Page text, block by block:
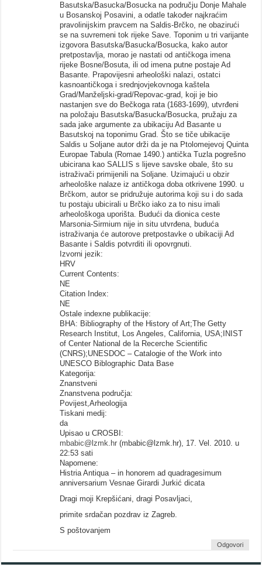
Basutska/Basucka/Bosucka na području Donje Mahale
u Bosanskoj Posavini, a odatle također najkraćim
pravolinijskim pravcem na Saldis-Brčko, ne obazirući
se na suvremeni tok rijeke Save. Toponim u tri varijante
izgovora Basutska/Basucka/Bosucka, kako autor
pretpostavlja, morao je nastati od antičkoga imena
rijeke Bosne/Bosuta, ili od imena putne postaje Ad
Basante. Prapovijesni arheološki nalazi, ostatci
kasnoantičkoga i srednjovjekovnoga kaštela
Grad/Manželjski-grad/Repovac-grad, koji je bio
nastanjen sve do Bečkoga rata (1683-1699), utvrđeni
na položaju Basutska/Basucka/Bosucka, pružaju za
sada jake argumente za ubikaciju Ad Basante u
Basutskoj na toponimu Grad. Što se tiče ubikacije
Saldis u Soljane autor drži da je na Ptolomejevoj Quinta
Europae Tabula (Romae 1490.) antička Tuzla pogrešno
ubicirana kao SALLIS s lijeve savske obale, što su
istraživači primijenili na Soljane. Uzimajući u obzir
arheološke nalaze iz antičkoga doba otkrivene 1990. u
Brčkom, autor se pridružuje autorima koji su i do sada
tu postaju ubicirali u Brčko iako za to nisu imali
arheološkoga uporišta. Budući da dionica ceste
Marsonia-Sirmium nije in situ utvrđena, buduća
istraživanja će autorove pretpostavke o ubikaciji Ad
Basante i Saldis potvrditi ili opovrgnuti.
Izvorni jezik:
HRV
Current Contents:
NE
Citation Index:
NE
Ostale indexne publikacije:
BHA: Bibliography of the History of Art;The Getty
Research Institut, Los Angeles, California, USA;INIST
of Center National de la Recerche Scientific
(CNRS);UNESDOC – Catalogie of the Work into
UNESCO Biblographic Data Base
Kategorija:
Znanstveni
Znanstvena područja:
Povijest,Arheologija
Tiskani medij:
da
Upisao u CROSBI:
mbabic@lzmk.hr (mbabic@lzmk.hr), 17. Vel. 2010. u
22:53 sati
Napomene:
Histria Antiqua – in honorem ad quadragesimum
anniversarium Vesnae Girardi Jurkić dicata
Dragi moji Krepšićani, dragi Posavljaci,
primite srdačan pozdrav iz Zagreb.
S poštovanjem
Odgovori